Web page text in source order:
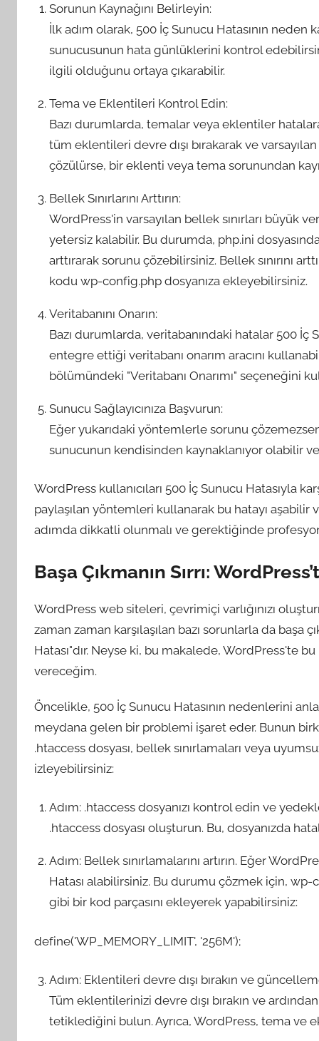
Sorunun Kaynağını Belirleyin:
İlk adım olarak, 500 İç Sunucu Hatasının
sunucusunun hata günlüklerini kontrol
ilgili olduğunu ortaya çıkarabilir.
Tema ve Eklentileri Kontrol Edin:
Bazı durumlarda, temalar veya eklentiler
tüm eklentileri devre dışı bırakarak ve
çözülürse, bir eklenti veya tema sorunundan
Bellek Sınırlarını Arttırın:
WordPress'in varsayılan bellek sınırları büyük
yetersiz kalabilir. Bu durumda, php.ini
arttırarak sorunu çözebilirsiniz. Bellek sınırını
kodu wp-config.php dosyanıza ekleyebilirsiniz.
Veritabanını Onarın:
Bazı durumlarda, veritabanındaki hatalar 500
entegre ettiği veritabanı onarım aracını
bölümündeki "Veritabanı Onarımı" seçeneğini
Sunucu Sağlayıcınıza Başvurun:
Eğer yukarıdaki yöntemlerle sorunu
sunucunun kendisinden kaynaklanıyor olabilir
WordPress kullanıcıları 500 İç Sunucu Hatasıyla
paylaşılan yöntemleri kullanarak bu hatayı aşabilir
adımda dikkatli olunmalı ve gerektiğinde
Başa Çıkmanın Sırrı:
WordPress web siteleri, çevrimiçi varlığınızı
zaman zaman karşılaşılan bazı sorunlarla da başa
Hatası"dır. Neyse ki, bu makalede, WordPress'te
vereceğim.
Öncelikle, 500 İç Sunucu Hatasının nedenlerini
meydana gelen bir problemi işaret eder. Bunun
.htaccess dosyası, bellek sınırlamaları veya
izleyebilirsiniz:
Adım: .htaccess dosyanızı kontrol edin ve
.htaccess dosyası oluşturun. Bu, dosyanızda
Adım: Bellek sınırlamalarını artırın. Eğer
Hatası alabilirsiniz. Bu durumu çözmek için,
gibi bir kod parçasını ekleyerek yapabilirsiniz:
define('WP_MEMORY_LIMIT', '256M');
Adım: Eklentileri devre dışı bırakın ve
Tüm eklentilerinizi devre dışı bırakın ve
tetiklediğini bulun. Ayrıca, WordPress, tema